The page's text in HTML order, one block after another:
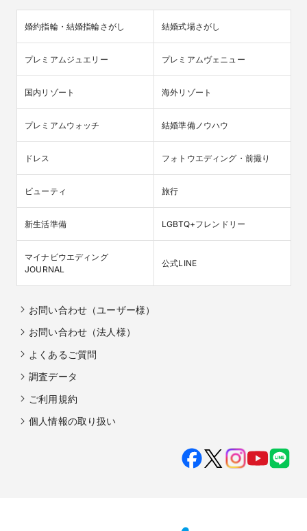
婚約指輪・結婚指輪さがし 結婚式場さがし
プレミアムジュエリー プレミアムヴェニュー
国内リゾート 海外リゾート
プレミアムウォッチ 結婚準備ノウハウ
ドレス フォトウエディング・前撮り
ビューティ 旅行
新生活準備 LGBTQ+フレンドリー
マイナビウエディング
JOURNAL
公式LINE
お問い合わせ（ユーザー様）
お問い合わせ（法人様）
よくあるご質問
調査データ
ご利用規約
個人情報の取り扱い